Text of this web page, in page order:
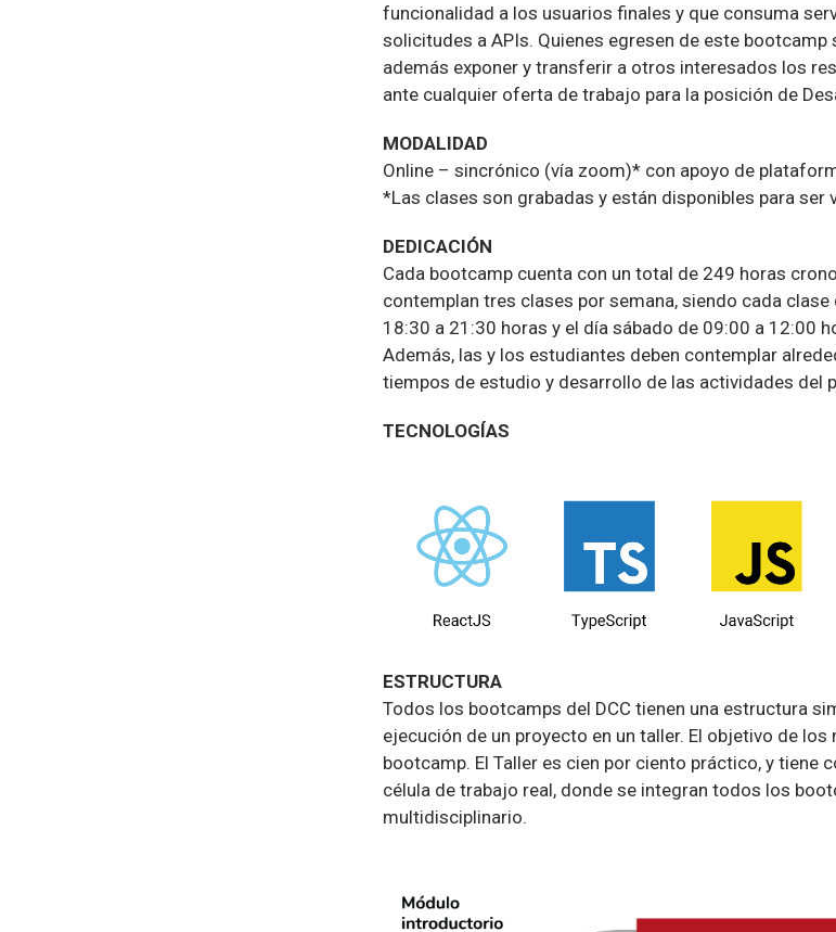
funcionalidad a los usuarios finales y que consuma
solicitudes a APIs. Quienes egresen de este
además exponer y transferir a otros interesados los
ante cualquier oferta de trabajo para la posición de
MODALIDAD
Online – sincrónico (vía zoom)* con apoyo de
*Las clases son grabadas y están disponibles para
DEDICACIÓN
Cada bootcamp cuenta con un total de 249 horas
contemplan tres clases por semana, siendo cada
18:30 a 21:30 horas y el día sábado de 09:00 a 12:00
Además, las y los estudiantes deben contemplar
tiempos de estudio y desarrollo de las actividades del
TECNOLOGÍAS
ESTRUCTURA
Todos los bootcamps del DCC tienen una estructura
ejecución de un proyecto en un taller. El objetivo de
bootcamp. El Taller es cien por ciento práctico, y
célula de trabajo real, donde se integran todos los
multidisciplinario.